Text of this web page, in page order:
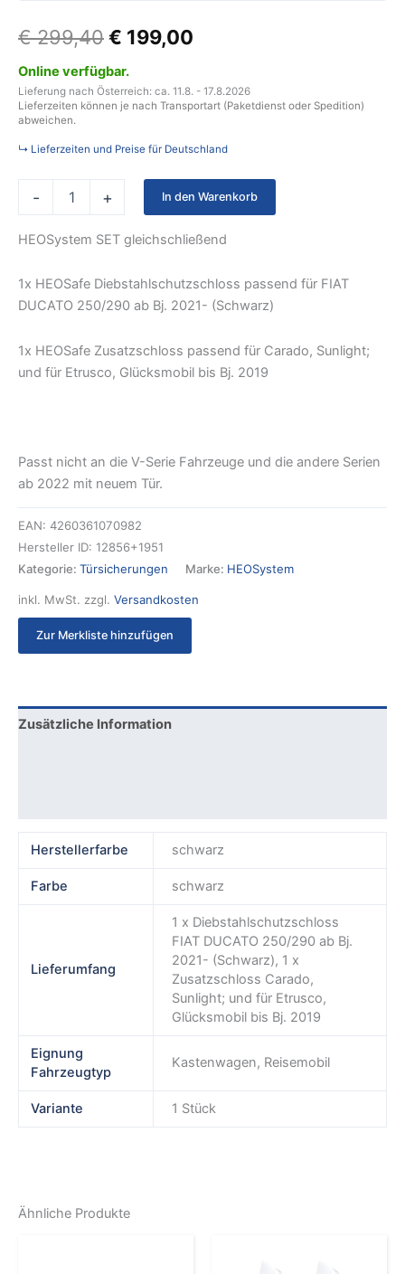
€299,40€ 199,00
Online verfügbar.
Lieferung nach Österreich: ca. 11.8. - 17.8.2026
Lieferzeiten können je nach Transportart (Paketdienst oder Spedition)
abweichen.
↳ Lieferzeiten und Preise für Deutschland
- + In den Warenkorb
HEOSystem SET gleichschließend
1x HEOSafe Diebstahlschutzschloss passend für FIAT
DUCATO 250/290 ab Bj. 2021- (Schwarz)
1x HEOSafe Zusatzschloss passend für Carado, Sunlight;
und für Etrusco, Glücksmobil bis Bj. 2019
Passt nicht an die V-Serie Fahrzeuge und die andere Serien
ab 2022 mit neuem Tür.
EAN: 4260361070982
Hersteller ID: 12856+1951
Kategorie: Türsicherungen Marke: HEOSystem
inkl. MwSt. zzgl. Versandkosten
Zur Merkliste hinzufügen
Zusätzliche Information
Herstellerfarbe schwarz
Farbe schwarz
Lieferumfang
1 x Diebstahlschutzschloss
FIAT DUCATO 250/290 ab Bj.
2021- (Schwarz), 1 x
Zusatzschloss Carado,
Sunlight; und für Etrusco,
Glücksmobil bis Bj. 2019
Eignung
Fahrzeugtyp
Kastenwagen, Reisemobil
Variante 1 Stück
Ähnliche Produkte